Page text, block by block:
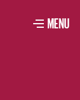
VIS
MENU